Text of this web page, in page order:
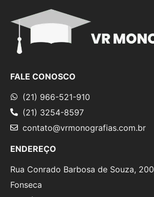
FALE CONOSCO
(21) 966-521-910
(21) 3254-8597
contato@vrmonografias.com.br
ENDEREÇO
Rua Conrado Barbosa de Souza, 200
Fonseca